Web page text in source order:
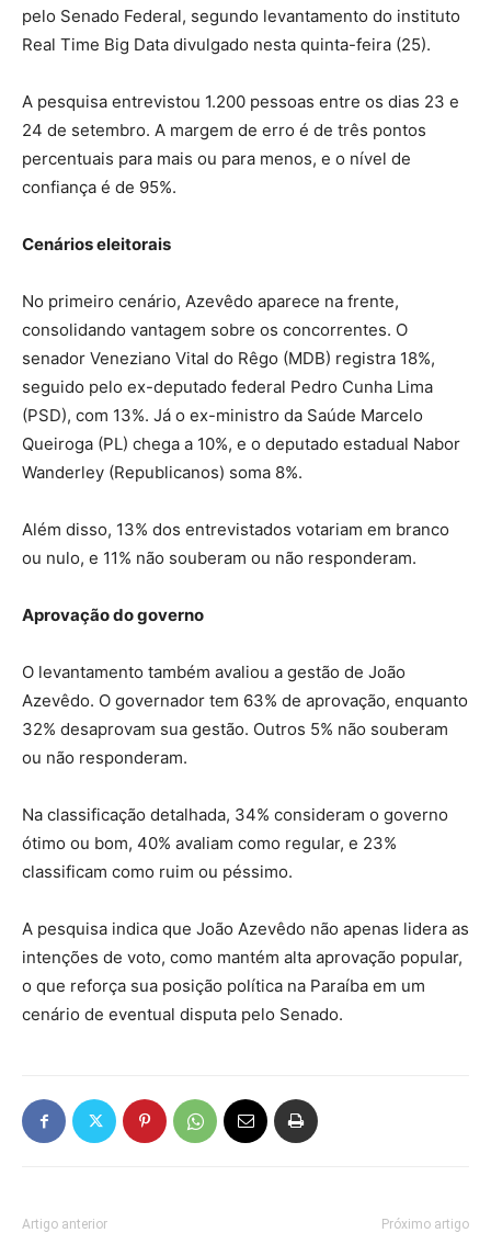
pelo Senado Federal, segundo levantamento do instituto
Real Time Big Data divulgado nesta quinta-feira (25).
A pesquisa entrevistou 1.200 pessoas entre os dias 23 e
24 de setembro. A margem de erro é de três pontos
percentuais para mais ou para menos, e o nível de
confiança é de 95%.
Cenários eleitorais
No primeiro cenário, Azevêdo aparece na frente,
consolidando vantagem sobre os concorrentes. O
senador Veneziano Vital do Rêgo (MDB) registra 18%,
seguido pelo ex-deputado federal Pedro Cunha Lima
(PSD), com 13%. Já o ex-ministro da Saúde Marcelo
Queiroga (PL) chega a 10%, e o deputado estadual Nabor
Wanderley (Republicanos) soma 8%.
Além disso, 13% dos entrevistados votariam em branco
ou nulo, e 11% não souberam ou não responderam.
Aprovação do governo
O levantamento também avaliou a gestão de João
Azevêdo. O governador tem 63% de aprovação, enquanto
32% desaprovam sua gestão. Outros 5% não souberam
ou não responderam.
Na classificação detalhada, 34% consideram o governo
ótimo ou bom, 40% avaliam como regular, e 23%
classificam como ruim ou péssimo.
A pesquisa indica que João Azevêdo não apenas lidera as
intenções de voto, como mantém alta aprovação popular,
o que reforça sua posição política na Paraíba em um
cenário de eventual disputa pelo Senado.
Artigo anterior Próximo artigo